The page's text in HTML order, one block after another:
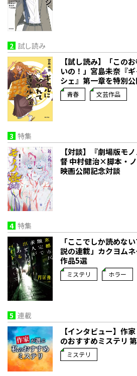
2 試し読み
【試し読み】「この
いの！」宮島未奈『
シェ』第一章を特別公
青春 文芸作品
3 特集
【対談】『劇場版モ
督 中村健治×脚本・
映画公開記念対談
4 特集
「ここでしか読めな
説の連載」――カクヨム
作品5選
ミステリ ホラー
5 連載
【インタビュー】作
のおすすめミステリ
ミステリ